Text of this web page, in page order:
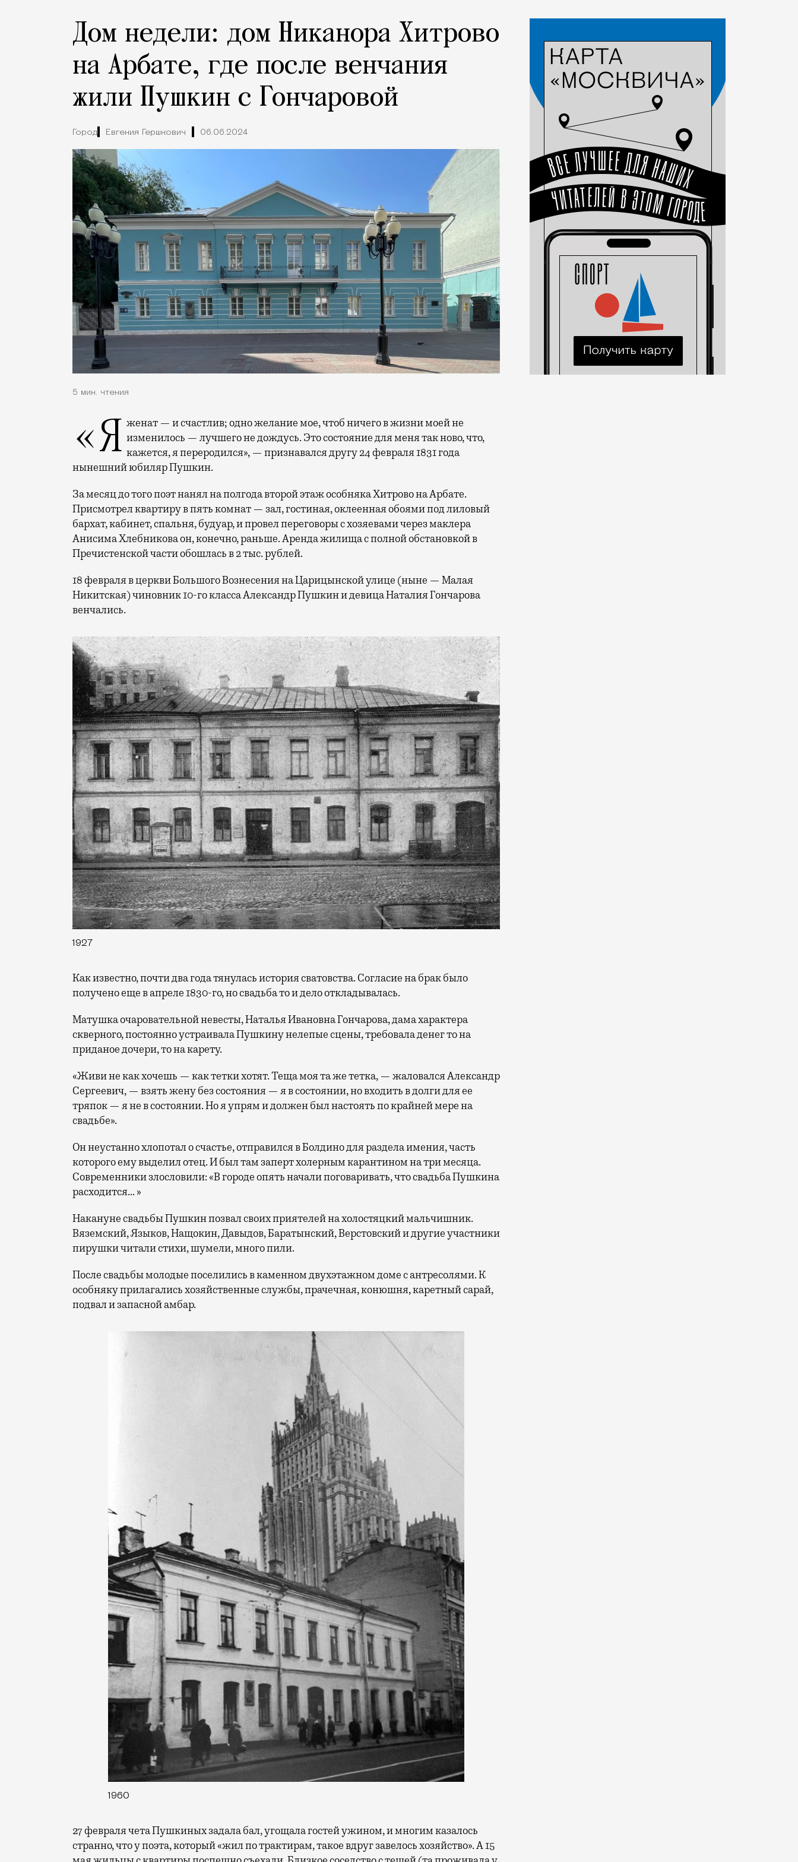
Дом недели: дом Никанора Хитрово
на Арбате, где после венчания
жили Пушкин с Гончаровой
Город Евгения Гершкович 06.06.2024
5 мин. чтения
«Я женат — и счастлив; одно желание мое, чтоб ничего в жизни моей не изменилось — лучшего не дождусь. Это состояние для меня так ново, что,
кажется, я переродился», — признавался другу 24 февраля 1831 года
нынешний юбиляр Пушкин.
За месяц до того поэт нанял на полгода второй этаж особняка Хитрово на Арбате.
Присмотрел квартиру в пять комнат — зал, гостиная, оклеенная обоями под лиловый
бархат, кабинет, спальня, будуар, и провел переговоры с хозяевами через маклера
Анисима Хлебникова он, конечно, раньше. Аренда жилища с полной обстановкой в
Пречистенской части обошлась в 2 тыс. рублей.
18 февраля в церкви Большого Вознесения на Царицынской улице (ныне — Малая
Никитская) чиновник 10-го класса Александр Пушкин и девица Наталия Гончарова
венчались.
1927
Как известно, почти два года тянулась история сватовства. Согласие на брак было
получено еще в апреле 1830-го, но свадьба то и дело откладывалась.
Матушка очаровательной невесты, Наталья Ивановна Гончарова, дама характера
скверного, постоянно устраивала Пушкину нелепые сцены, требовала денег то на
приданое дочери, то на карету.
«Живи не как хочешь — как тетки хотят. Теща моя та же тетка, — жаловался Александр
Сергеевич, — взять жену без состояния — я в состоянии, но входить в долги для ее
тряпок — я не в состоянии. Но я упрям и должен был настоять по крайней мере на
свадьбе».
Он неустанно хлопотал о счастье, отправился в Болдино для раздела имения, часть
которого ему выделил отец. И был там заперт холерным карантином на три месяца.
Современники злословили: «В городе опять начали поговаривать, что свадьба Пушкина
расходится… »
Накануне свадьбы Пушкин позвал своих приятелей на холостяцкий мальчишник.
Вяземский, Языков, Нащокин, Давыдов, Баратынский, Верстовский и другие участники
пирушки читали стихи, шумели, много пили.
После свадьбы молодые поселились в каменном двухэтажном доме с антресолями. К
особняку прилагались хозяйственные службы, прачечная, конюшня, каретный сарай,
подвал и запасной амбар.
1960
27 февраля чета Пушкиных задала бал, угощала гостей ужином, и многим казалось
странно, что у поэта, который «жил по трактирам, такое вдруг завелось хозяйство». А 15